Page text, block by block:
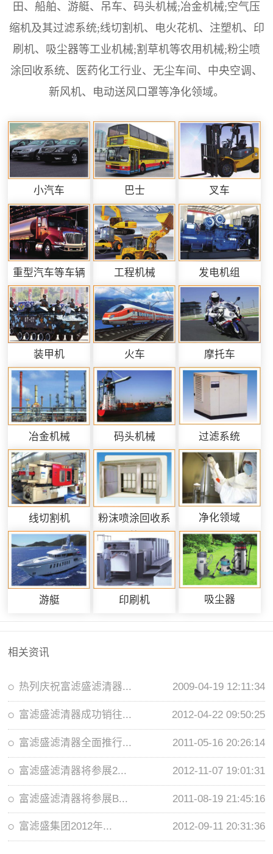
田、船舶、游艇、吊车、码头机械;冶金机械;空气压
缩机及其过滤系统;线切割机、电火花机、注塑机、印
刷机、吸尘器等工业机械;割草机等农用机械;粉尘喷
涂回收系统、医药化工行业、无尘车间、中央空调、
新风机、电动送风口罩等净化领域。
小汽车 巴士 叉车
重型汽车等车辆 工程机械 发电机组
装甲机 火车 摩托车
冶金机械 码头机械 过滤系统
线切割机
粉沫喷涂回收系
统
净化领域
游艇 印刷机 吸尘器
相关资讯
热列庆祝富滤盛滤清器... 2009-04-19 12:11:34
富滤盛滤清器成功销往... 2012-04-22 09:50:25
富滤盛滤清器全面推行... 2011-05-16 20:26:14
富滤盛滤清器将参展2... 2012-11-07 19:01:31
富滤盛滤清器将参展B... 2011-08-19 21:45:16
富滤盛集团2012年... 2012-09-11 20:31:36